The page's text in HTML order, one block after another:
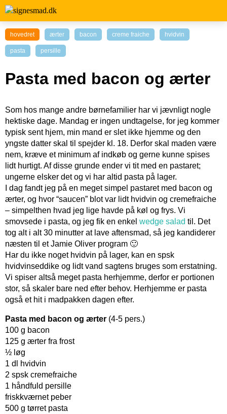
hovedret ærter bacon creme fraiche hvidvin
pasta persille
Pasta med bacon og ærter
Som hos mange andre børnefamilier har vi jævnligt nogle
hektiske dage. Mandag er ingen undtagelse, for jeg kommer
typisk sent hjem, min mand er slet ikke hjemme og den
yngste datter skal til spejder kl. 18. Derfor skal maden være
nem, kræve et minimum af indkøb og gerne kunne spises
lidt hurtigt. Af disse grunde ender vi tit med en pastaret;
ungerne elsker det og vi har altid pasta på lager.
I dag fandt jeg på en meget simpel pastaret med bacon og
ærter, og hvor “saucen” blot var lidt hvidvin og cremefraiche
– simpelthen hvad jeg lige havde på køl og frys. Vi
smovsede i pasta, og jeg fik en enkel wedge salad til. Det
tog alt i alt 30 minutter at lave aftensmad, så jeg kandiderer
næsten til et Jamie Oliver program 🙂
Har du ikke noget hvidvin på lager, kan en spsk
hvidvinseddike og lidt vand sagtens bruges som erstatning.
Vi spiser altså meget pasta herhjemme, derfor er portionen
stor, så skaler bare ned efter behov. Herhjemme er pasta
også et hit i madpakken dagen efter.
Pasta med bacon og ærter (4-5 pers.)
100 g bacon
125 g ærter fra frost
½ løg
1 dl hvidvin
2 spsk cremefraiche
1 håndfuld persille
friskkværnet peber
500 g tørret pasta